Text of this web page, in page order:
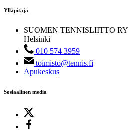
Ylläpitäjä
SUOMEN TENNISLIITTO RY
Helsinki
010 574 3959
toimisto@tennis.fi
Apukeskus
Sosiaalinen media